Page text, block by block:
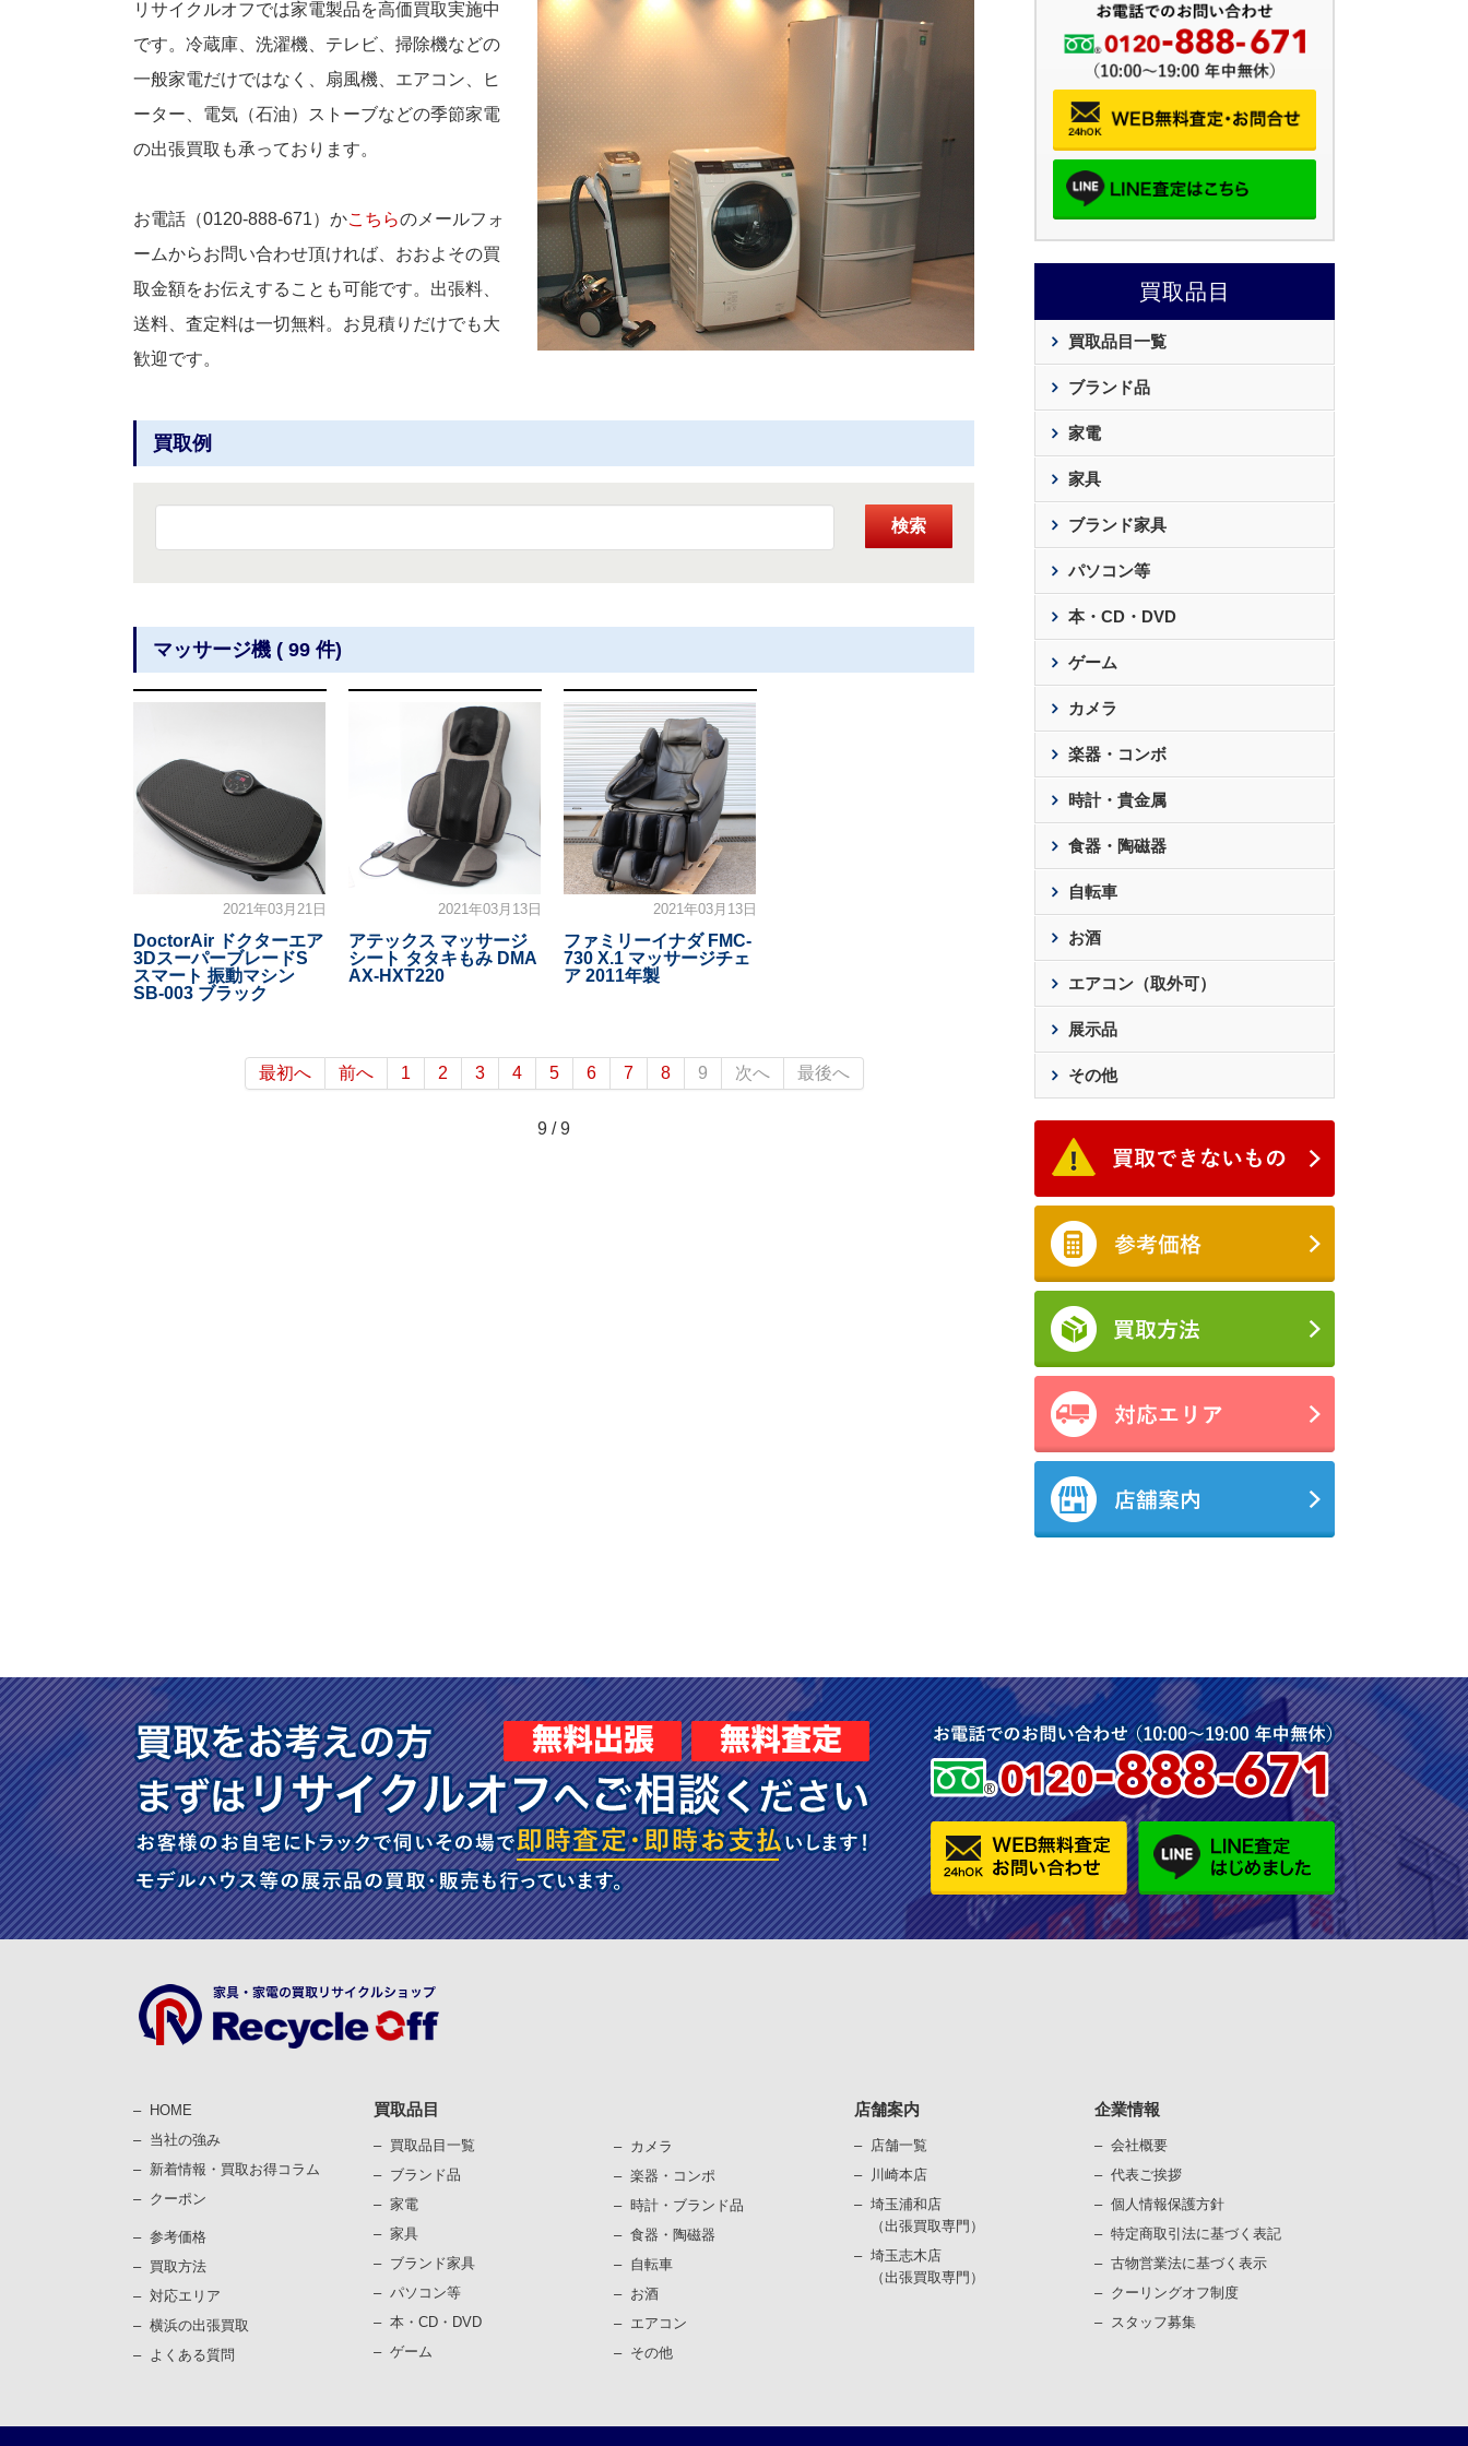
リサイクルオフでは家電製品を高価買取実施中
です。冷蔵庫、洗濯機、テレビ、掃除機などの
一般家電だけではなく、扇風機、エアコン、ヒ
ーター、電気（石油）ストーブなどの季節家電
の出張買取も承っております。
お電話（0120-888-671）かこちらのメールフォ
ームからお問い合わせ頂ければ、おおよその買
取金額をお伝えすることも可能です。出張料、
送料、査定料は一切無料。お見積りだけでも大
歓迎です。
買取例
検索
マッサージ機 ( 99 件)
2021年03月21日
DoctorAir ドクターエア
3DスーパーブレードS
スマート 振動マシン
SB-003 ブラック
2021年03月13日
アテックス マッサージ
シート タタキもみ DMA
AX-HXT220
2021年03月13日
ファミリーイナダ FMC-
730 X.1 マッサージチェ
ア 2011年製
最初へ 前へ 1 2 3 4 5 6 7 8 9 次へ 最後へ
9 / 9
買取品目
買取品目一覧
ブランド品
家電
家具
ブランド家具
パソコン等
本・CD・DVD
ゲーム
カメラ
楽器・コンボ
時計・貴金属
食器・陶磁器
自転車
お酒
エアコン（取外可）
展示品
その他
HOME
当社の強み
新着情報・買取お得コラム
クーポン
参考価格
買取⽅法
対応エリア
横浜の出張買取
よくある質問
買取品目
買取品目一覧
ブランド品
家電
家具
ブランド家具
パソコン等
本・CD・DVD
ゲーム
カメラ
楽器・コンポ
時計・ブランド品
⾷器・陶磁器
⾃転⾞
お酒
エアコン
その他
店舗案内
店舗一覧
川崎本店
埼玉浦和店
（出張買取専門）
埼玉志木店
（出張買取専門）
企業情報
会社概要
代表ご挨拶
個⼈情報保護⽅針
特定商取引法に基づく表記
古物営業法に基づく表⽰
クーリングオフ制度
スタッフ募集